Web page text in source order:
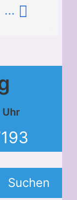
...
Uhr
Suchen